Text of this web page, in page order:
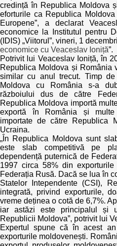
EU-STRAT bulletin
Transparency of state –
The best and the worst local
Democracy, independence
public institutions in Moldova
Integrity of public procurement
Public procurement
credință în Republica Moldova
eforturile ca Republica
Europene”, a declarat
economice la Institutul pentru
(IDIS) „Viitorul”, vineri, 1
economice cu Veaceslav Ioniță”.
Potrivit lui Veaceslav Ioniță, în
Republica Moldova și România
similar cu anul trecut. Timp
Moldova cu România s-a
războiului dus de către
Republica Moldova importă
exportă în România și
importate de către Republica
Ucraina.
„În Republica Moldova sunt
este slab competitivă pe
dependență puternică de
1997 circa 58% din
Federația Rusă. Dacă se lua în
Statelor Intependente (CSI),
integrată, privind exporturile,
vreme deținea o cotă de 6,7%.
iar astăzi este principalul și
Republicii Moldova”, potrivit lui
Expertul spune că în acest
exporturile moldovenești.